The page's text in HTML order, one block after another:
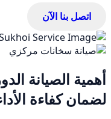
اتصل بنا الآن
أهمية الصيانة
لضمان كفاءة